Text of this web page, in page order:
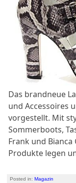
Das brandneue
und Accessoires
vorgestellt. Mit
Sommerboots,
Frank und
Produkte legen
Posted in:Magazin